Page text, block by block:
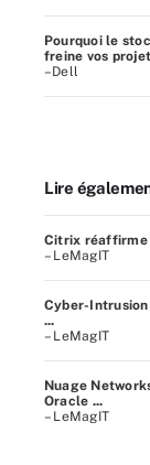
Pourquoi le
freine vos
–Dell
Lire
Citrix réaffirme
– LeMagIT
Cyber-Intrusion
...
– LeMagIT
Nuage
Oracle ...
– LeMagIT